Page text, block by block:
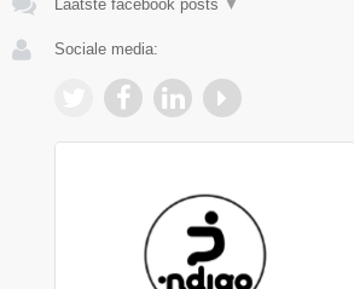
Laatste facebook posts ▼
Sociale media: